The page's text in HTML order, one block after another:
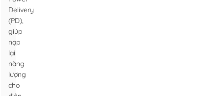
Delivery
(PD),
giúp
nạp
lại
năng
lượng
cho